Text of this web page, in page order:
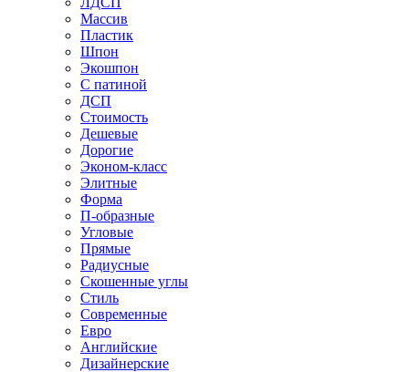
Массив
Пластик
Шпон
Экошпон
С патиной
ДСП
Стоимость
Дешевые
Дорогие
Эконом-класс
Элитные
Форма
П-образные
Угловые
Прямые
Радиусные
Скошенные углы
Стиль
Современные
Евро
Английские
Дизайнерские